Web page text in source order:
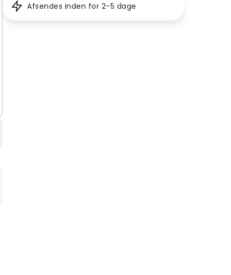
Afsendes inden for 2-5 dage